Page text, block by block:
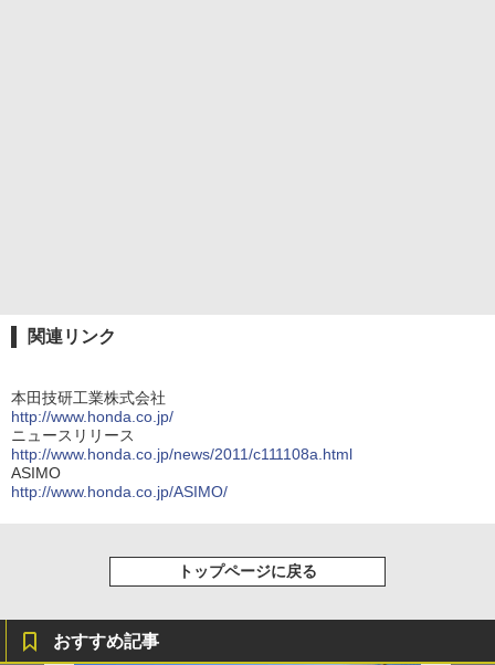
関連リンク
本田技研工業株式会社
http://www.honda.co.jp/
ニュースリリース
http://www.honda.co.jp/news/2011/c111108a.html
ASIMO
http://www.honda.co.jp/ASIMO/
トップページに戻る
おすすめ記事